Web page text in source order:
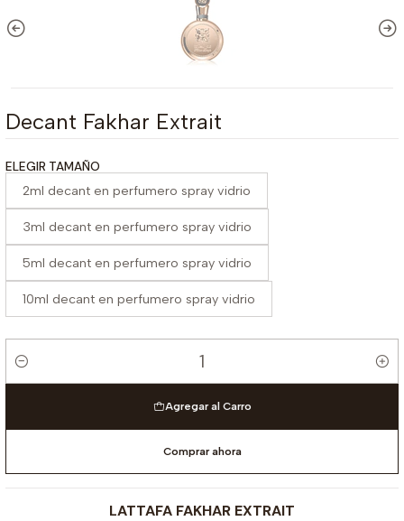
Decant Fakhar Extrait
ELEGIR TAMAÑO
2ml decant en perfumero spray vidrio
3ml decant en perfumero spray vidrio
5ml decant en perfumero spray vidrio
10ml decant en perfumero spray vidrio
Cantidad
Agregar al Carro
Comprar ahora
LATTAFA FAKHAR EXTRAIT